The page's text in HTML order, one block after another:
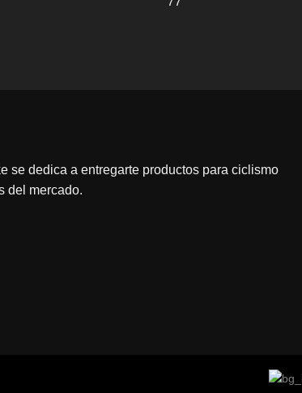
se dedica a entregarte productos para ciclismo
del mercado.